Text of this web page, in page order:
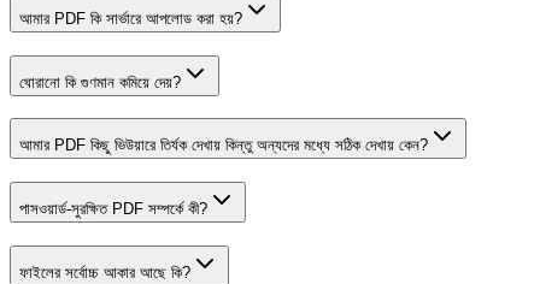
আমার PDF কি সার্ভারে আপলোড করা হয়?
ঘোরানো কি গুণমান কমিয়ে দেয়?
আমার PDF কিছু ভিউয়ারে তির্যক দেখায় কিন্তু অন্যদের মধ্যে সঠিক দেখায় কেন?
পাসওয়ার্ড-সুরক্ষিত PDF সম্পর্কে কী?
ফাইলের সর্বোচ্চ আকার আছে কি?